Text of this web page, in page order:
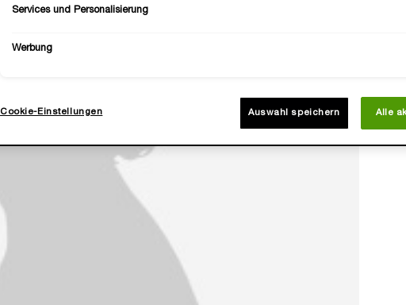
Services und Personalisierung
Werbung
Cookie-Einstellungen Auswahl speichern Alle